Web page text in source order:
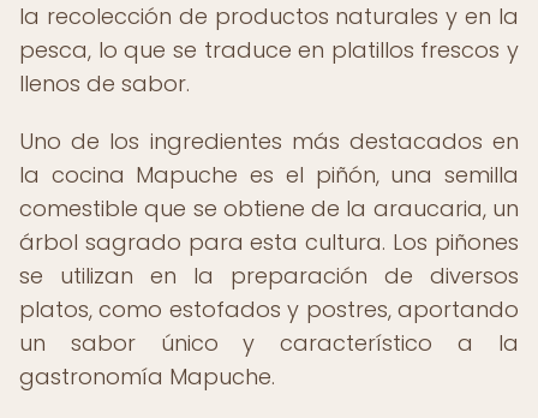
la recolección de productos naturales y en la
pesca, lo que se traduce en platillos frescos y
llenos de sabor.
Uno de los ingredientes más destacados en
la cocina Mapuche es el piñón, una semilla
comestible que se obtiene de la araucaria, un
árbol sagrado para esta cultura. Los piñones
se utilizan en la preparación de diversos
platos, como estofados y postres, aportando
un sabor único y característico a la
gastronomía Mapuche.